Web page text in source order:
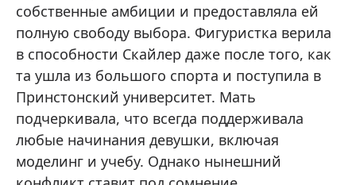
собственные амбиции и предоставляла ей
полную свободу выбора. Фигуристка верила
в способности Скайлер даже после того, как
та ушла из большого спорта и поступила в
Принстонский университет. Мать
подчеркивала, что всегда поддерживала
любые начинания девушки, включая
моделинг и учебу. Однако нынешний